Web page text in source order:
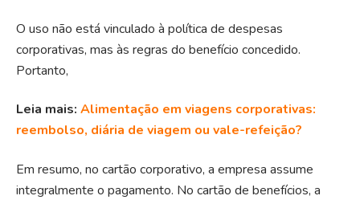
O uso não está vinculado à política de despesas
corporativas, mas às regras do benefício concedido.
Portanto,
Leia mais: Alimentação em viagens corporativas:
reembolso, diária de viagem ou vale-refeição?
Em resumo, no cartão corporativo, a empresa assume
integralmente o pagamento. No cartão de benefícios, a